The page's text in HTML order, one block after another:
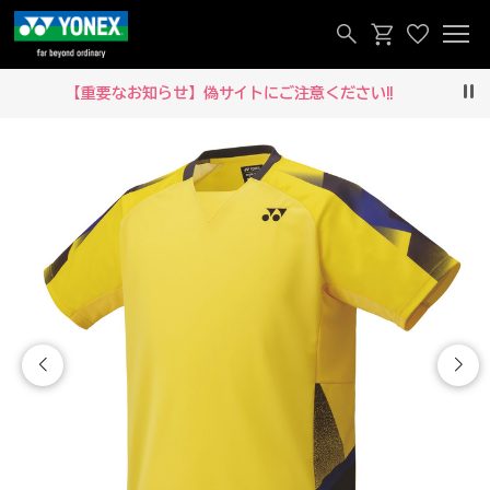
【重要なお知らせ】偽サイトにご注意ください‼